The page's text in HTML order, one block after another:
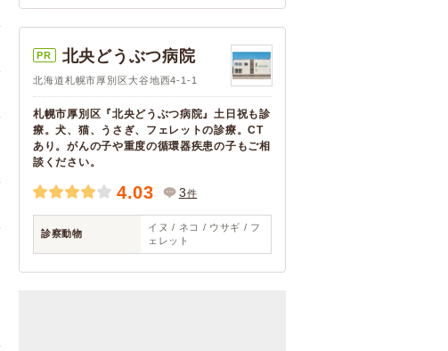
PR 北央どうぶつ病院
北海道札幌市厚別区大谷地西4-1-1
札幌市厚別区『北央どうぶつ病院』土日祝も診
療。犬、猫、うさぎ、フェレットの診療。CT
あり。がんの子や重度の循環器疾患の子もご相
談ください。
4.03 3件
診察動物
イヌ / ネコ / ウサギ / フ
ェレット